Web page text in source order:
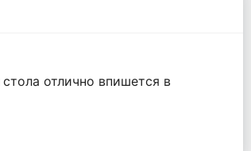
отлично впишется в